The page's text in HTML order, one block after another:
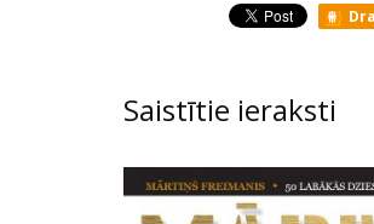
Saistītie ieraksti